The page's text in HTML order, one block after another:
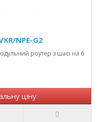
NPE-G2
роутер з шасі на 6
ціну